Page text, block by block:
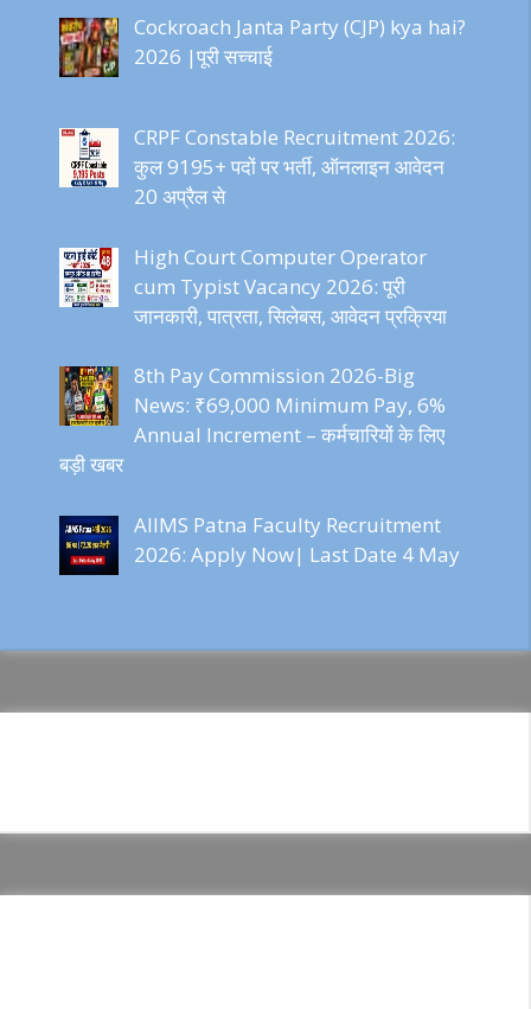
Cockroach Janta Party (CJP) kya hai?
2026 |पूरी सच्चाई
CRPF Constable Recruitment 2026:
कुल 9195+ पदों पर भर्ती, ऑनलाइन आवेदन
20 अप्रैल से
High Court Computer Operator
cum Typist Vacancy 2026: पूरी
जानकारी, पात्रता, सिलेबस, आवेदन प्रक्रिया
8th Pay Commission 2026-Big
News: ₹69,000 Minimum Pay, 6%
Annual Increment – कर्मचारियों के लिए
बड़ी खबर
AIIMS Patna Faculty Recruitment
2026: Apply Now| Last Date 4 May